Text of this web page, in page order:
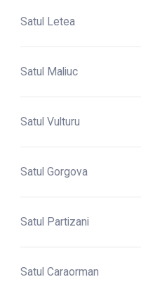
Satul Letea
Satul Maliuc
Satul Vulturu
Satul Gorgova
Satul Partizani
Satul Caraorman